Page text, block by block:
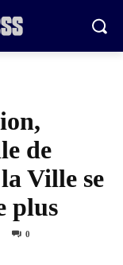
de
Ville se
plus
0